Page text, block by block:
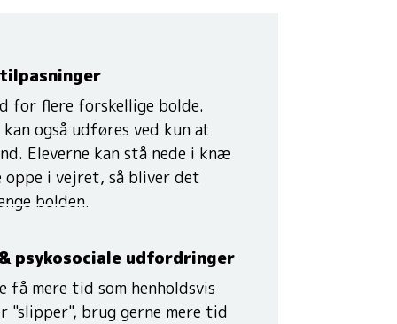
for flere forskellige bolde.
også udføres ved kun at
Eleverne kan stå nede i knæ
oppe i vejret, så bliver det
bolden.
psykosociale udfordringer
få mere tid som henholdsvis
"slipper", brug gerne mere tid